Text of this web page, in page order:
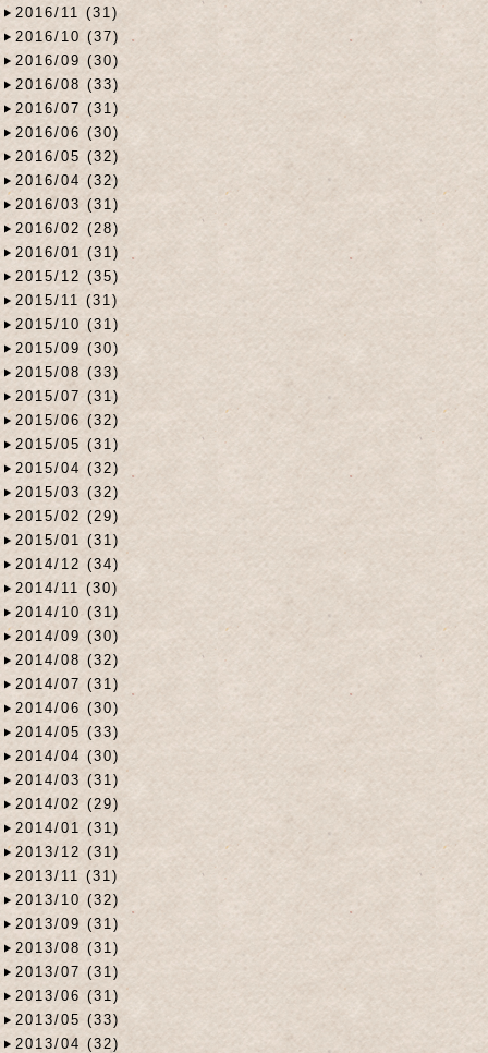
2016/11 (31)
2016/10 (37)
2016/09 (30)
2016/08 (33)
2016/07 (31)
2016/06 (30)
2016/05 (32)
2016/04 (32)
2016/03 (31)
2016/02 (28)
2016/01 (31)
2015/12 (35)
2015/11 (31)
2015/10 (31)
2015/09 (30)
2015/08 (33)
2015/07 (31)
2015/06 (32)
2015/05 (31)
2015/04 (32)
2015/03 (32)
2015/02 (29)
2015/01 (31)
2014/12 (34)
2014/11 (30)
2014/10 (31)
2014/09 (30)
2014/08 (32)
2014/07 (31)
2014/06 (30)
2014/05 (33)
2014/04 (30)
2014/03 (31)
2014/02 (29)
2014/01 (31)
2013/12 (31)
2013/11 (31)
2013/10 (32)
2013/09 (31)
2013/08 (31)
2013/07 (31)
2013/06 (31)
2013/05 (33)
2013/04 (32)